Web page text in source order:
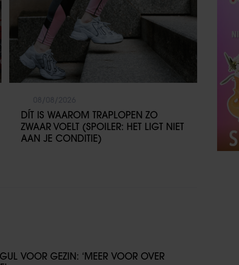
DÍT IS WAAROM TRAPLOPEN ZO
ZWAAR VOELT (SPOILER: HET LIGT NIET
AAN JE CONDITIE)
VOOR GEZIN: ‘MEER VOOR OVER